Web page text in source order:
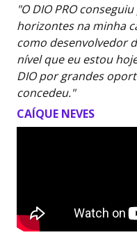
"O DIO PRO
horizontes na minha
como desenvolvedor
nível que eu estou
DIO por grandes
concedeu."
CAÍQUE NEVES